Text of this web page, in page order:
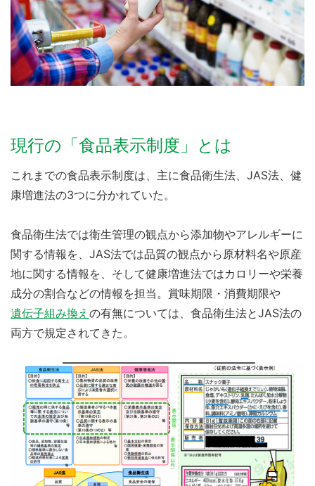
現行の「食品表示制度」とは
これまでの食品表示制度は、主に食品衛生法、JAS法、健
康増進法の3つに分かれていた。
食品衛生法では衛生管理の観点から添加物やアレルギーに
関する情報を、JAS法では品質の観点から原材料名や原産
地に関する情報を、そして健康増進法ではカロリーや栄養
成分の割合などの情報を担当。賞味期限・消費期限や
遺伝子組み換え の有無については、食品衛生法とJAS法の
両方で規定されてきた。